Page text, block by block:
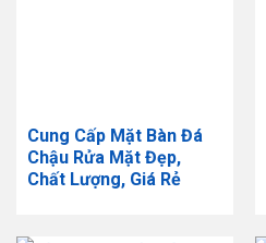
Cung Cấp Mặt Bàn Đá
Chậu Rửa Mặt Đẹp,
Chất Lượng, Giá Rẻ